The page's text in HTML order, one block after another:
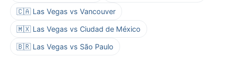
🇨🇦 Las Vegas vs Vancouver
🇲🇽 Las Vegas vs Ciudad de México
🇧🇷 Las Vegas vs São Paulo